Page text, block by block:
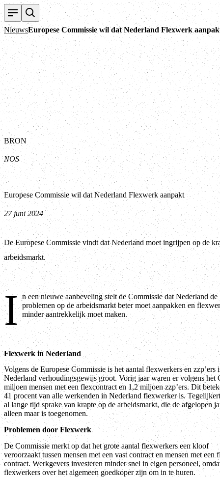
NieuwsEuropese Commissie wil dat Nederland Flexwerk
BRON
NOS
Europese Commissie wil dat Nederland Flexwerk aanpakt
27 juni 2024
De Europese Commissie vindt dat Nederland moet ingrijpen op de
arbeidsmarkt.
I n een nieuwe aanbeveling stelt de Commissie dat Nederland de
problemen op de arbeidsmarkt beter moet aanpakken en
minder aantrekkelijk moet maken.
Flexwerk in Nederland
Volgens de Europese Commissie is het aantal flexwerkers en zzp’ers
Nederland verhoudingsgewijs groot. Vorig jaar waren er volgens het
miljoen mensen met een flexcontract en 1,2 miljoen zzp’ers. Dit
41 procent van alle werkenden in Nederland flexwerker is.
al lange tijd sprake van krapte op de arbeidsmarkt, die de afgelopen
alleen maar is toegenomen.
Problemen door Flexwerk
De Commissie merkt op dat het grote aantal flexwerkers een kloof
veroorzaakt tussen mensen met een vast contract en mensen met een
contract. Werkgevers investeren minder snel in eigen personeel,
flexwerkers over het algemeen goedkoper zijn om in te huren.